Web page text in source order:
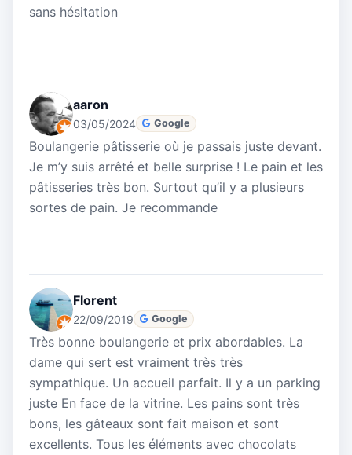
sans hésitation
aaron
03/05/2024 Google
Boulangerie pâtisserie où je passais juste devant.
Je m’y suis arrêté et belle surprise ! Le pain et les
pâtisseries très bon. Surtout qu’il y a plusieurs
sortes de pain. Je recommande
Florent
22/09/2019 Google
Très bonne boulangerie et prix abordables. La
dame qui sert est vraiment très très
sympathique. Un accueil parfait. Il y a un parking
juste En face de la vitrine. Les pains sont très
bons, les gâteaux sont fait maison et sont
excellents. Tous les éléments avec chocolats